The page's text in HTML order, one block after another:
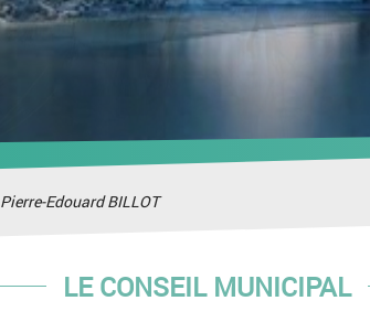
Pierre-Edouard BILLOT
LE CONSEIL MUNICIPAL